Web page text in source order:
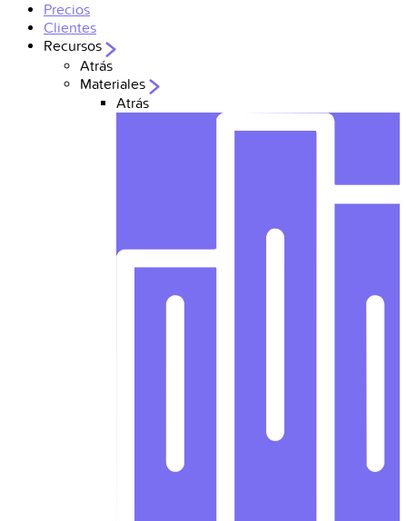
Precios
Clientes
Recursos
Atrás
Materiales
Atrás